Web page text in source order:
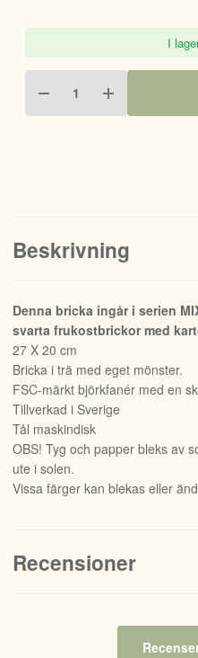
I
Beskrivning
Denna bricka ingår i serien
svarta frukostbrickor med
27 X 20 cm
Bricka i trä med eget mönster.
FSC-märkt björkfanér med en
Tillverkad i Sverige
Tål maskindisk
OBS! Tyg och papper bleks av
ute i solen.
Vissa färger kan blekas eller
Recensioner